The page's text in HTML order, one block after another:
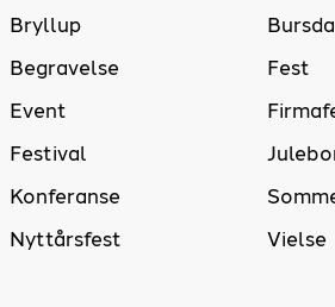
Bryllup
Begravelse
Fest
Event
Festival
Konferanse
Nyttårsfest
Vielse